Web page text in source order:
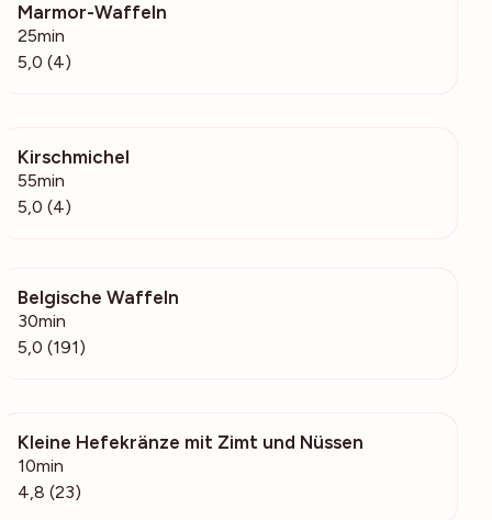
Marmor-Waffeln
25min
5,0 (4)
Kirschmichel
55min
5,0 (4)
Belgische Waffeln
30min
5,0 (191)
Kleine Hefekränze mit Zimt und Nüssen
10min
4,8 (23)